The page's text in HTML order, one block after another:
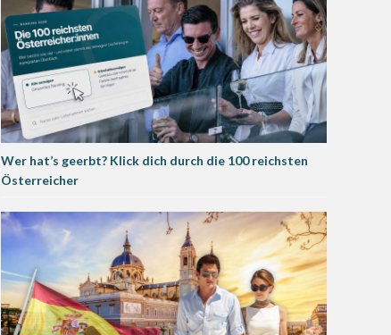
Wer hat’s geerbt? Klick dich durch die 100 reichsten
Österreicher